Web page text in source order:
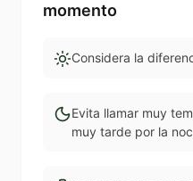
momento
Considera la
Evita llamar muy
muy tarde por la